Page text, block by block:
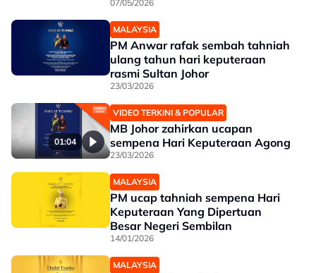
07/05/2026
MALAYSIA
PM Anwar rafak sembah tahniah
ulang tahun hari keputeraan
rasmi Sultan Johor
23/03/2026
01:04
VIDEO TERKINI & POPULAR
MB Johor zahirkan ucapan
sempena Hari Keputeraan Agong
23/03/2026
MALAYSIA
PM ucap tahniah sempena Hari
Keputeraan Yang Dipertuan
Besar Negeri Sembilan
14/01/2026
MALAYSIA